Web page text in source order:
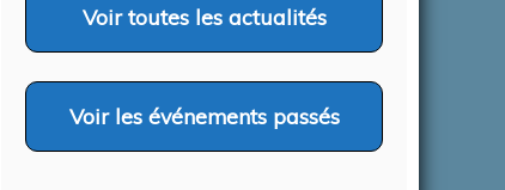
Voirtoutes les actualités
Voir les événements passés